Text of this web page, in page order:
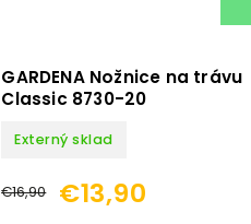
GARDENA Nožnice na trávu
Classic 8730-20
Externý sklad
€16,90 €13,90